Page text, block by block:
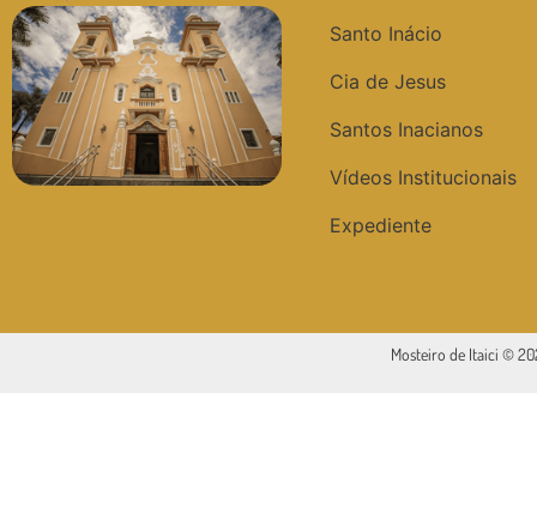
Santo Inácio
Cia de Jesus
Santos Inacianos
Vídeos Institucionais
Expediente
Mosteiro de Itaici ©